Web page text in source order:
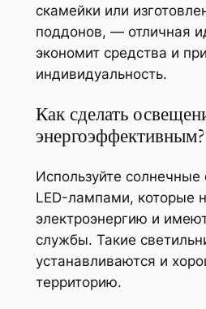
скамейки или
поддонов, — отличная
экономит средства и
индивидуальность.
Как сделать
энергоэффективным?
Используйте солнечные
LED-лампами, которые
электроэнергию и
службы. Такие
устанавливаются и
территорию.